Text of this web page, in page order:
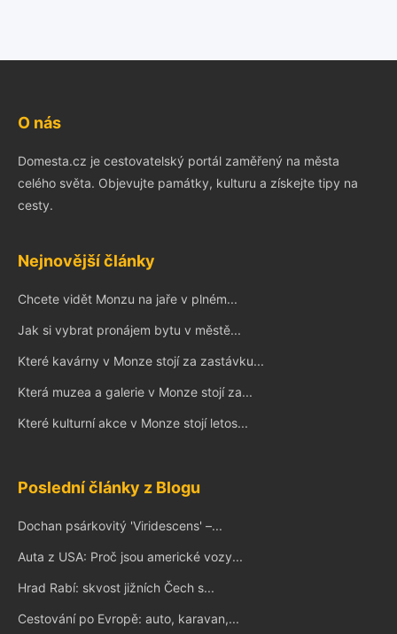
O nás
Domesta.cz je cestovatelský portál zaměřený na města
celého světa. Objevujte památky, kulturu a získejte tipy na
cesty.
Nejnovější články
Chcete vidět Monzu na jaře v plném...
Jak si vybrat pronájem bytu v městě...
Které kavárny v Monze stojí za zastávku...
Která muzea a galerie v Monze stojí za...
Které kulturní akce v Monze stojí letos...
Poslední články z Blogu
Dochan psárkovitý 'Viridescens' –...
Auta z USA: Proč jsou americké vozy...
Hrad Rabí: skvost jižních Čech s...
Cestování po Evropě: auto, karavan,...